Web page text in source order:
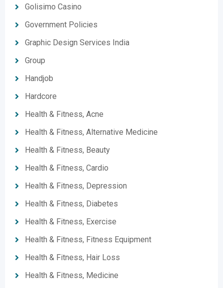
Golisimo Casino
Government Policies
Graphic Design Services India
Group
Handjob
Hardcore
Health & Fitness, Acne
Health & Fitness, Alternative Medicine
Health & Fitness, Beauty
Health & Fitness, Cardio
Health & Fitness, Depression
Health & Fitness, Diabetes
Health & Fitness, Exercise
Health & Fitness, Fitness Equipment
Health & Fitness, Hair Loss
Health & Fitness, Medicine